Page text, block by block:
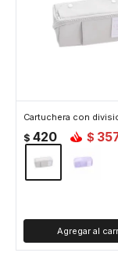
$ 420 $